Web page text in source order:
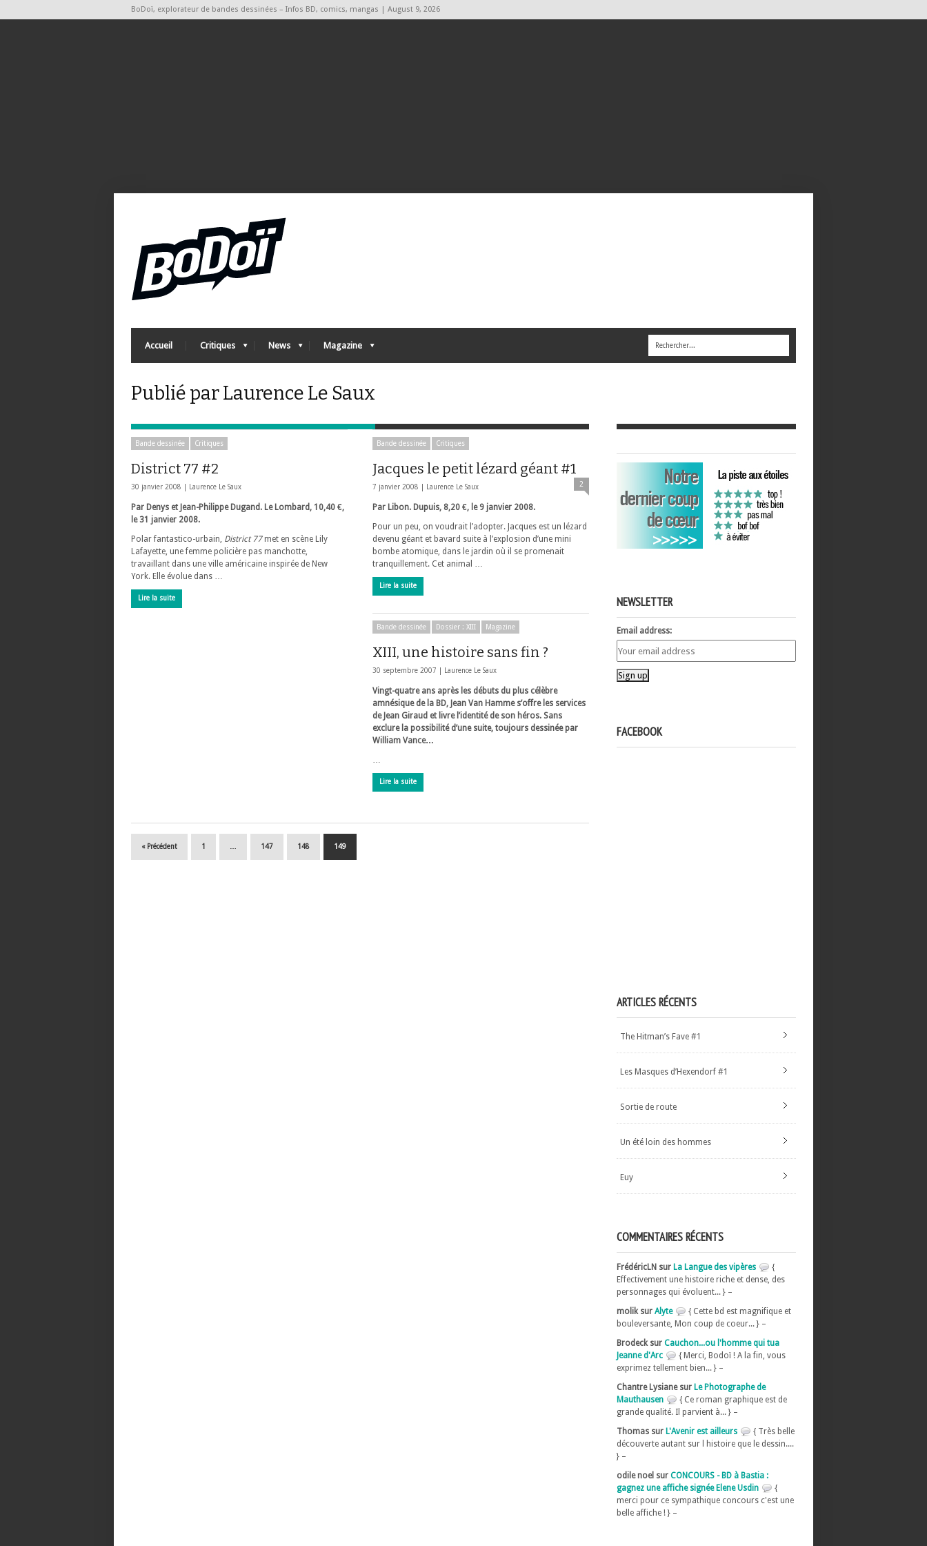
BoDoï, explorateur de bandes dessinées – Infos BD, comics, mangas | August 9, 2026
Accueil Critiques News Magazine
Publié par Laurence Le Saux
Bande dessinée Critiques
District 77 #2
30 janvier 2008 | Laurence Le Saux
Par Denys et Jean-Philippe Dugand. Le Lombard, 10,40 €,
le 31 janvier 2008.
Polar fantastico-urbain, District 77met en scène Lily
Lafayette, une femme policière pas manchotte,
travaillant dans une ville américaine inspirée de New
York. Elle évolue dans …
Lire la suite
Bande dessinée Critiques
Jacques le petit lézard géant #1
7 janvier 2008 | Laurence Le Saux 2
Par Libon. Dupuis, 8,20 €, le 9 janvier 2008.
Pour un peu, on voudrait l’adopter. Jacques est un lézard
devenu géant et bavard suite à l’explosion d’une mini
bombe atomique, dans le jardin où il se promenait
tranquillement. Cet animal …
Lire la suite
Bande dessinée Dossier : XIII Magazine
XIII, une histoire sans fin ?
30 septembre 2007 | Laurence Le Saux
Vingt-quatre ans après les débuts du plus célèbre
amnésique de la BD, Jean Van Hamme s’offre les services
de Jean Giraud et livre l’identité de son héros. Sans
exclure la possibilité d’une suite, toujours dessinée par
William Vance…
…
Lire la suite
« Précédent 1 147 148 149
NEWSLETTER
Email address:
FACEBOOK
ARTICLES RÉCENTS
The Hitman’s Fave #1
Les Masques d’Hexendorf #1
Sortie de route
Un été loin des hommes
Euy
COMMENTAIRES RÉCENTS
FrédéricLN sur La Langue des vipères
{
Effectivement une histoire riche et dense, des
personnages qui évoluent... } –
molik sur Alyte
{ Cette bd est magnifique et
bouleversante, Mon coup de coeur... } –
Brodeck sur Cauchon...ou l'homme qui tua
Jeanne d'Arc
{ Merci, Bodoï ! A la fin, vous
exprimez tellement bien... } –
Chantre Lysiane sur Le Photographe de
Mauthausen
{ Ce roman graphique est de
grande qualité. Il parvient à... } –
Thomas sur L'Avenir est ailleurs
{ Très belle
découverte autant sur l histoire que le dessin....
} –
odile noel sur CONCOURS - BD à Bastia :
gagnez une affiche signée Elene Usdin
{
merci pour ce sympathique concours c'est une
belle affiche ! } –